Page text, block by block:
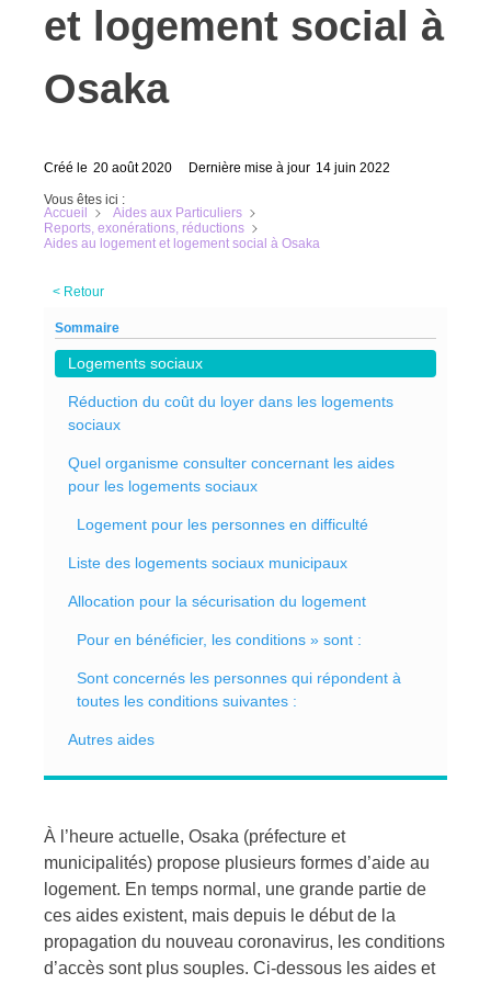
et logement social à
Osaka
Créé le 20 août 2020 Dernière mise à jour 14 juin 2022
Vous êtes ici :
Accueil
Aides aux Particuliers
Reports, exonérations, réductions
Aides au logement et logement social à Osaka
< Retour
Sommaire
Logements sociaux
Réduction du coût du loyer dans les logements
sociaux
Quel organisme consulter concernant les aides
pour les logements sociaux
Logement pour les personnes en difficulté
Liste des logements sociaux municipaux
Allocation pour la sécurisation du logement
Pour en bénéficier, les conditions » sont :
Sont concernés les personnes qui répondent à
toutes les conditions suivantes :
Autres aides
À l’heure actuelle, Osaka (préfecture et
municipalités) propose plusieurs formes d’aide au
logement. En temps normal, une grande partie de
ces aides existent, mais depuis le début de la
propagation du nouveau coronavirus, les conditions
d’accès sont plus souples. Ci-dessous les aides et